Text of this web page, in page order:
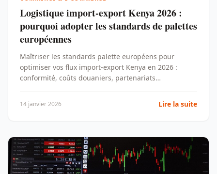
Logistique import-export Kenya 2026 :
pourquoi adopter les standards de palettes
européennes
Maîtriser les standards palette européens pour
optimiser vos flux import-export Kenya en 2026 :
conformité, coûts douaniers, partenariats
14 janvier 2026 Lire la suite